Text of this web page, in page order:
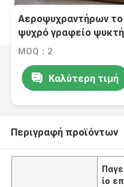
Αεροψυχραντήρων το
ψυχρό γραφείο
αυτόματο ξεπαγώνει
MOQ：2
Καλύτερη τιμή
Περιγραφή προϊόντων
ίο